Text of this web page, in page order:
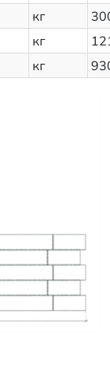
кг
кг
кг